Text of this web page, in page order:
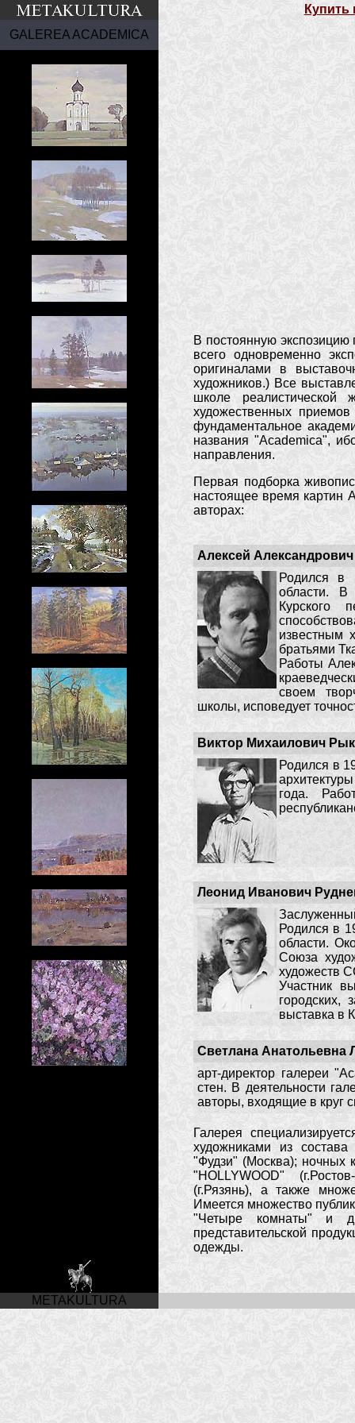
Купить
GALEREA ACADEMICA
В постоянную экспозицию
всего одновременно
оригиналами в
художников.) Все
школе
художественных приемов
фундаментальное
названия "Academica",
направления.
Первая подборка
настоящее время картин
авторах:
Алексей
Родился в
области. В
Курского
известным
братьями
Работы
своем
школы, исповедует
Виктор Михаилович
Родился в
года.
Леонид Иванович
Родился в
области.
Союза
художеств
Участник
городских,
выставка в
Светлана Анатольевна
арт-директор галереи
стен. В деятельности
авторы, входящие в круг
Галерея
художниками из
"Фудзи" (Москва); ночных
"HOLLYWOOD"
(г.Рязянь), а также
Имеется множество
"Четыре комнаты" и
представительской
одежды.
METAKULTURA